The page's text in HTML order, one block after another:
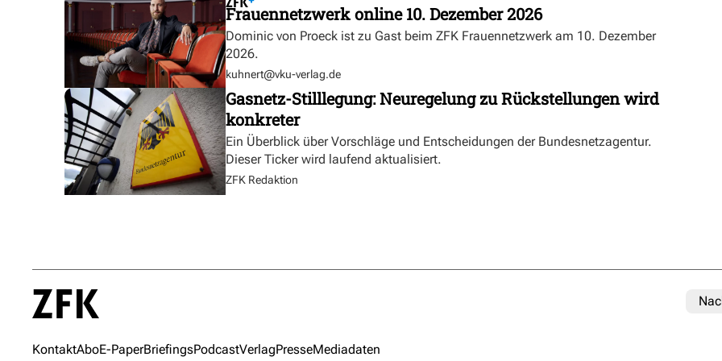
Frauennetzwerk online 10. Dezember 2026
Dominic von Proeck ist zu Gast beim ZFK Frauennetzwerk am 10. Dezember
2026.
kuhnert@vku-verlag.de
Gasnetz-Stilllegung: Neuregelung zu Rückstellungen wird
konkreter
Ein Überblick über Vorschläge und Entscheidungen der Bundesnetzagentur.
Dieser Ticker wird laufend aktualisiert.
ZFK Redaktion
KontaktAboE-PaperBriefingsPodcastVerlagPresseMediadaten